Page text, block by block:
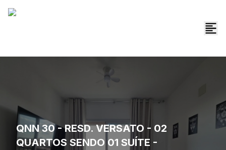
QNN 30 - RESD. VERSATO - 02
QUARTOS SENDO 01 SUÍTE -